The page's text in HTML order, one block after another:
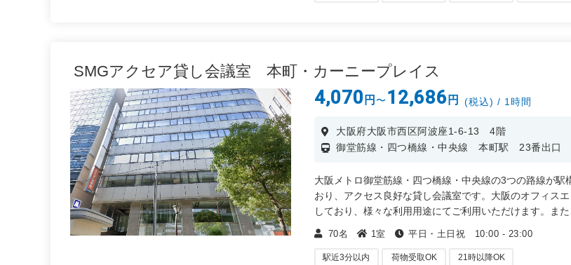
SMGアクセア貸し会議室 本町・カーニープレイス
4,070 円 〜 12,686 円 (税込) / 1時間
大阪府大阪市西区阿波座1-6-13 4階
御堂筋線・四つ橋線・中央線 本町駅 23番出口
大阪メトロ御堂筋線・四つ橋線・中央線の3つの路線が駅
おり、アクセス良好な貸し会議室です。大阪のオフィス
しており、様々な利用用途にてご利用いただけます。また
夜間のお時間につきましては、どれだけ使っても一律料金
貸出ししております。仕事終わりのセミナーや勉強会など
す。
70名 1室 平日・土日祝 10:00 - 23:00
駅近3分以内 荷物受取OK 21時以降OK